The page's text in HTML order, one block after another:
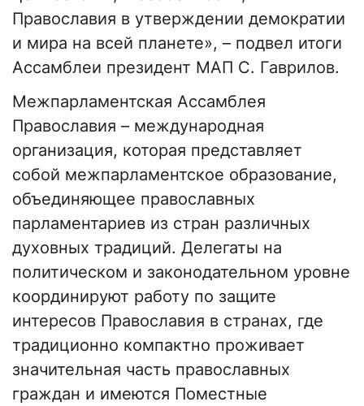
Православия в утверждении демократии
и мира на всей планете», – подвел итоги
Ассамблеи президент МАП С. Гаврилов.
Межпарламентская Ассамблея
Православия – международная
организация, которая представляет
собой межпарламентское образование,
объединяющее православных
парламентариев из стран различных
духовных традиций. Делегаты на
политическом и законодательном уровне
координируют работу по защите
интересов Православия в странах, где
традиционно компактно проживает
значительная часть православных
граждан и имеются Поместные